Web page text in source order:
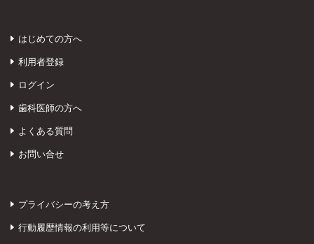
はじめての方へ
利用者登録
ログイン
歯科医師の方へ
よくある質問
お問い合せ
プライバシーの考え方
行動履歴情報の利用等について